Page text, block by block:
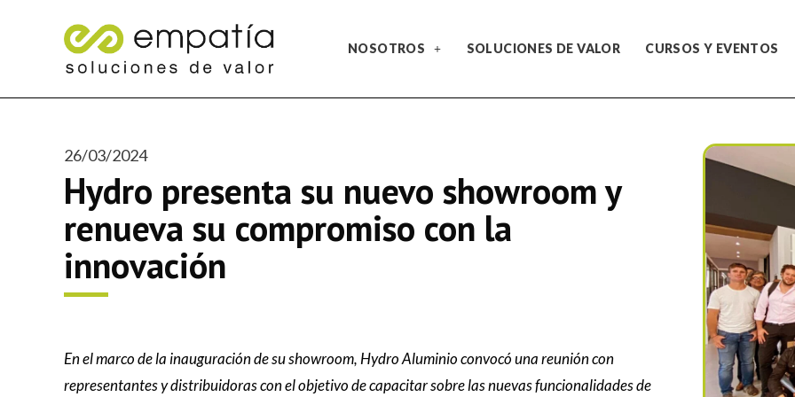
NOSOTROS SOLUCIONES DE VALOR CURSOS Y EVENTOS
26/03/2024
Hydro presenta su nuevo showroom y
renueva su compromiso con la
innovación
En el marco de la inauguración de su showroom, Hydro Aluminio convocó una reunión con
representantes y distribuidoras con el objetivo de capacitar sobre las nuevas funcionalidades de